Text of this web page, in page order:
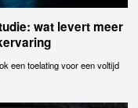
wat levert meer
een toelating voor een voltijd